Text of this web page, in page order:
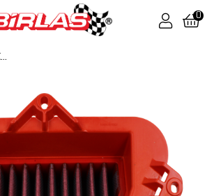
0
BMC HONDA CB 750, TRANSALP 750 KUTU İÇİ PERFORMANS HAVA FİLTRESİ FM01181